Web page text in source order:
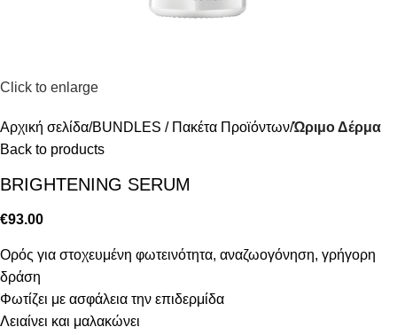
Click to enlarge
Αρχική σελίδα BUNDLES / Πακέτα Προϊόντων Ώριμο Δέρμα
Back to products
BRIGHTENING SERUM
€93.00
Ορός για στοχευμένη φωτεινότητα, αναζωογόνηση, γρήγορη
δράση
Φωτίζει με ασφάλεια την επιδερμίδα
Λειαίνει και μαλακώνει